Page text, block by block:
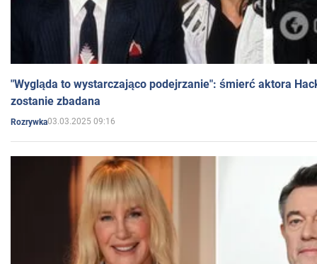
"Wygląda to wystarczająco podejrzanie": śmierć aktora
zostanie zbadana
Rozrywka03.03.2025 09:16